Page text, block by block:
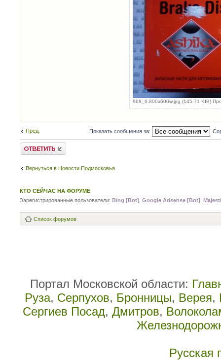
968_6.800x600w.jpg (145.71 KIB)
Пред. Показать сообщения за:
Написать
комментарии
Вернуться в Новости Подмосковья
КТО СЕЙЧАС НА ФОРУМЕ
Зарегистрированные пользователи: Bing [Bot] Google Adsense [Bot]
Список форумов
Портал Московской области:
Руза, Серпухов, Бронницы, Верея,
Сергиев Посад, Дмитров,
Русская